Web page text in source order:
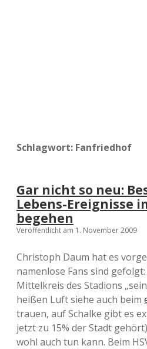
Schlagwort: Fanfriedhof
Gar nicht so neu:
Lebens-Ereignisse
begehen
Veröffentlicht am 1. November 2009
Christoph Daum hat es
namenlose Fans sind
Mittelkreis des Stadions
heißen Luft siehe auch beim
trauen, auf Schalke gibt es
jetzt zu 15% der Stadt
wohl auch tun kann. Beim